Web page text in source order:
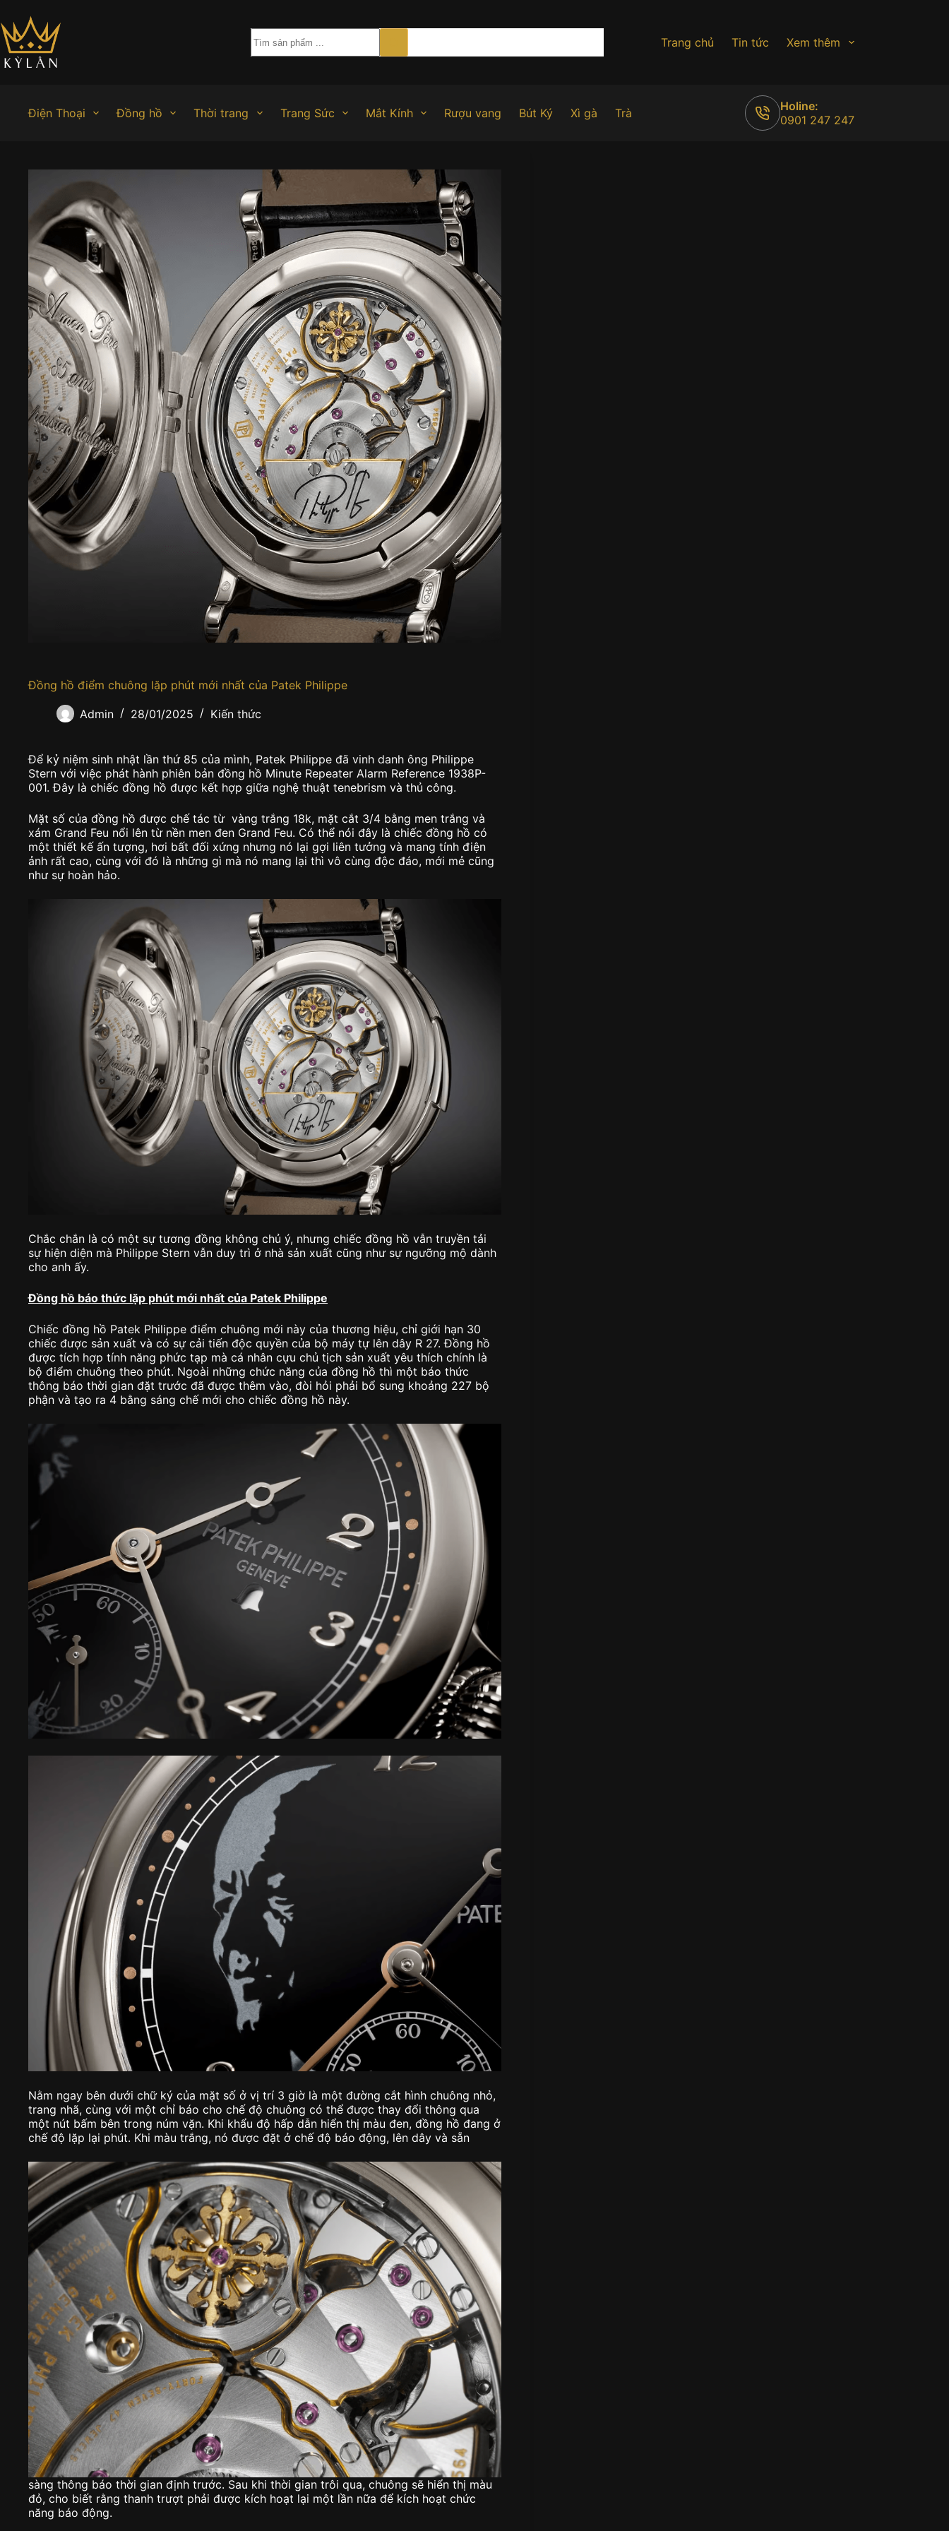
đến
phần
nội
dung
Trang chủ Tin tức Xem thêm
Điện Thoại Đồng hồ Thời trang Trang Sức Mắt Kính Rượu vang Bút Ký Xì gà Trà
Holine:
0901 247 247
Đồng hồ điểm chuông lặp phút mới nhất của Patek Philippe
Admin 28/01/2025 Kiến thức
Để kỷ niệm sinh nhật lần thứ 85 của mình, Patek Philippe đã vinh danh ông Philippe
Stern với việc phát hành phiên bản đồng hồ Minute Repeater Alarm Reference 1938P-
001. Đây là chiếc đồng hồ được kết hợp giữa nghệ thuật tenebrism và thủ công.
Mặt số của đồng hồ được chế tác từ vàng trắng 18k, mặt cắt 3/4 bằng men trắng và
xám Grand Feu nổi lên từ nền men đen Grand Feu. Có thể nói đây là chiếc đồng hồ có
một thiết kế ấn tượng, hơi bất đối xứng nhưng nó lại gợi liên tưởng và mang tính điện
ảnh rất cao, cùng với đó là những gì mà nó mang lại thì vô cùng độc đáo, mới mẻ cũng
như sự hoàn hảo.
Chắc chắn là có một sự tương đồng không chủ ý, nhưng chiếc đồng hồ vẫn truyền tải
sự hiện diện mà Philippe Stern vẫn duy trì ở nhà sản xuất cũng như sự ngưỡng mộ dành
cho anh ấy.
Đồng hồ báo thức lặp phút mới nhất của Patek Philippe
Chiếc đồng hồ Patek Philippe điểm chuông mới này của thương hiệu, chỉ giới hạn 30
chiếc được sản xuất và có sự cải tiến độc quyền của bộ máy tự lên dây R 27. Đồng hồ
được tích hợp tính năng phức tạp mà cá nhân cựu chủ tịch sản xuất yêu thích chính là
bộ điểm chuông theo phút. Ngoài những chức năng của đồng hồ thì một báo thức
thông báo thời gian đặt trước đã được thêm vào, đòi hỏi phải bổ sung khoảng 227 bộ
phận và tạo ra 4 bằng sáng chế mới cho chiếc đồng hồ này.
Nằm ngay bên dưới chữ ký của mặt số ở vị trí 3 giờ là một đường cắt hình chuông nhỏ,
trang nhã, cùng với một chỉ báo cho chế độ chuông có thể được thay đổi thông qua
một nút bấm bên trong núm vặn. Khi khẩu độ hấp dẫn hiển thị màu đen, đồng hồ đang ở
chế độ lặp lại phút. Khi màu trắng, nó được đặt ở chế độ báo động, lên dây và sẵn
sàng thông báo thời gian định trước. Sau khi thời gian trôi qua, chuông sẽ hiển thị màu
đỏ, cho biết rằng thanh trượt phải được kích hoạt lại một lần nữa để kích hoạt chức
năng báo động.